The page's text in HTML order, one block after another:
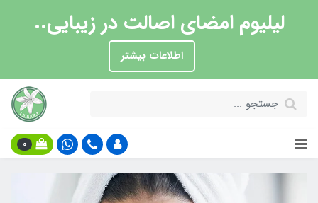
لیلیوم امضای اصالت در زیبایی..
اطلاعات بیشتر
0